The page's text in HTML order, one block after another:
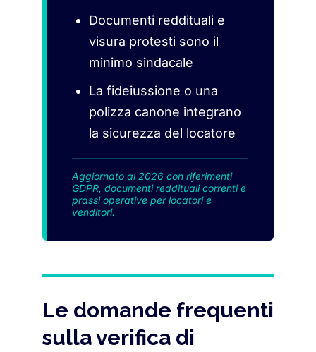
Documenti reddituali e
visura protesti sono il
minimo sindacale
La fideiussione o una
polizza canone integrano
la sicurezza del locatore
Aggiornato al 2026 con riferimenti
GDPR, documenti reddituali correnti e
prassi operative per locatori e
venditori.
Le domande frequenti
sulla verifica di